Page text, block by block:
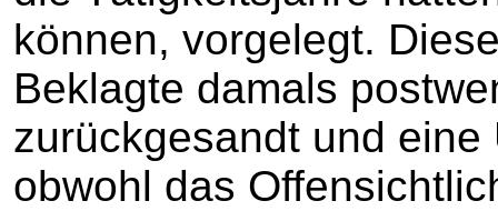
können, vorgelegt.
Beklagte damals
zurückgesandt und
obwohl das